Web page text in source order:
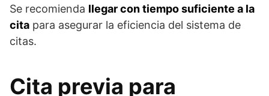
Se recomienda llegar con tiempo suficiente a la
cita para asegurar la eficiencia del sistema de
citas.
Cita previa para